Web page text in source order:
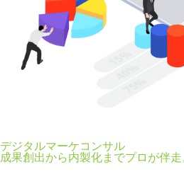
デジタルマーケコンサル
成果創出から内製化までプロが伴